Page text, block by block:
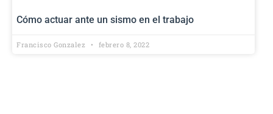
Cómo actuar ante un sismo en el trabajo
Francisco Gonzalez febrero 8, 2022